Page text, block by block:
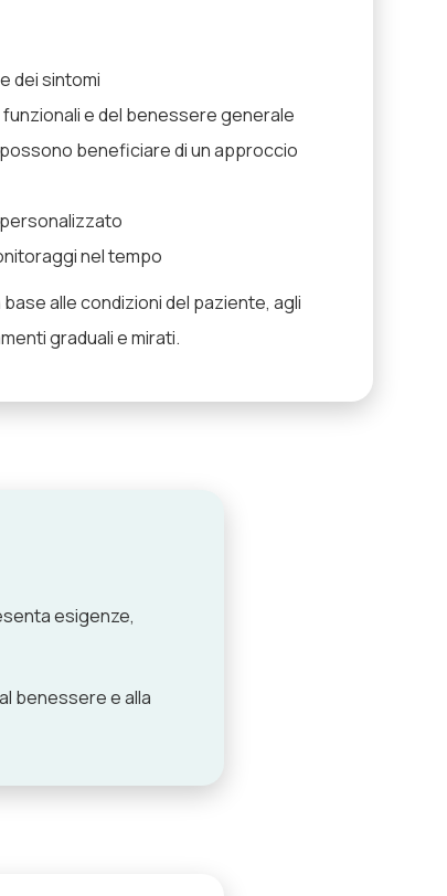
dei sintomi
e del benessere generale
beneficiare di un approccio
nel tempo
alle condizioni del paziente, agli
graduali e mirati.
esigenze,
benessere e alla